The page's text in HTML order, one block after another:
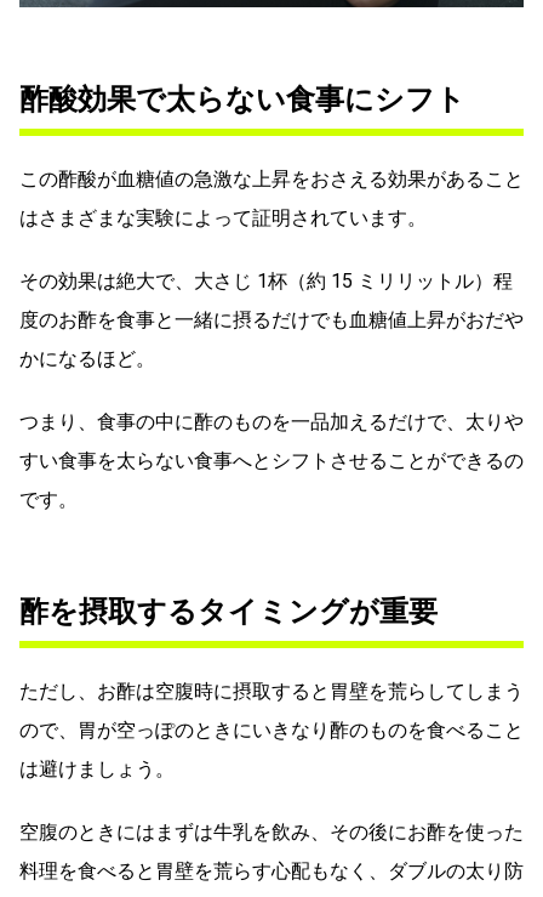
酢酸効果で太らない食事にシフト
この酢酸が血糖値の急激な上昇をおさえる効果があること
はさまざまな実験によって証明されています。
その効果は絶大で、大さじ 1杯（約 15 ミリリットル）程
度のお酢を食事と一緒に摂るだけでも血糖値上昇がおだや
かになるほど。
つまり、食事の中に酢のものを一品加えるだけで、太りや
すい食事を太らない食事へとシフトさせることができるの
です。
酢を摂取するタイミングが重要
ただし、お酢は空腹時に摂取すると胃壁を荒らしてしまう
ので、胃が空っぽのときにいきなり酢のものを食べること
は避けましょう。
空腹のときにはまずは牛乳を飲み、その後にお酢を使った
料理を食べると胃壁を荒らす心配もなく、ダブルの太り防